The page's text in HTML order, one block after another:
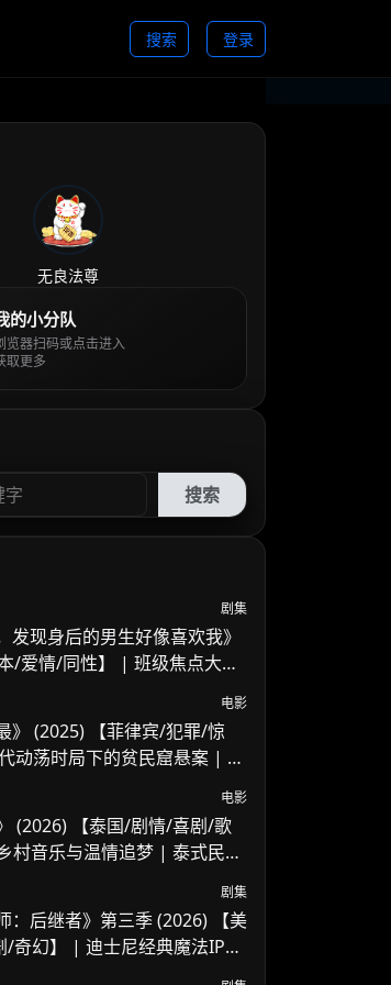
搜索 登录
无良法尊
的小分队
览器扫码或点击进入
取更多
搜索
剧集
发现身后的男生好像喜欢我》
/爱情/同性】 | 班级焦点大帅
电影
》 (2025) 【菲律宾/犯罪/惊
动荡时局下的贫民窟悬案 | 菲
电影
(2026) 【泰国/剧情/喜剧/歌
村音乐与温情追梦 | 泰式民谣
剧集
：后继者》第三季 (2026) 【美
/奇幻】 | 迪士尼经典魔法IP终